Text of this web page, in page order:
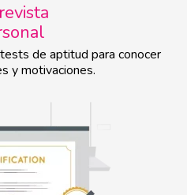
de aptitud para conocer
y motivaciones.